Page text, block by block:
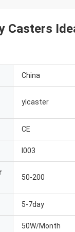
Casters
China
ylcaster
CE
I003
50-200
5-7day
50W/Month